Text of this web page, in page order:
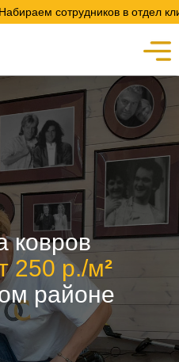
в отдел клининга
ковров
250 р./м²
районе